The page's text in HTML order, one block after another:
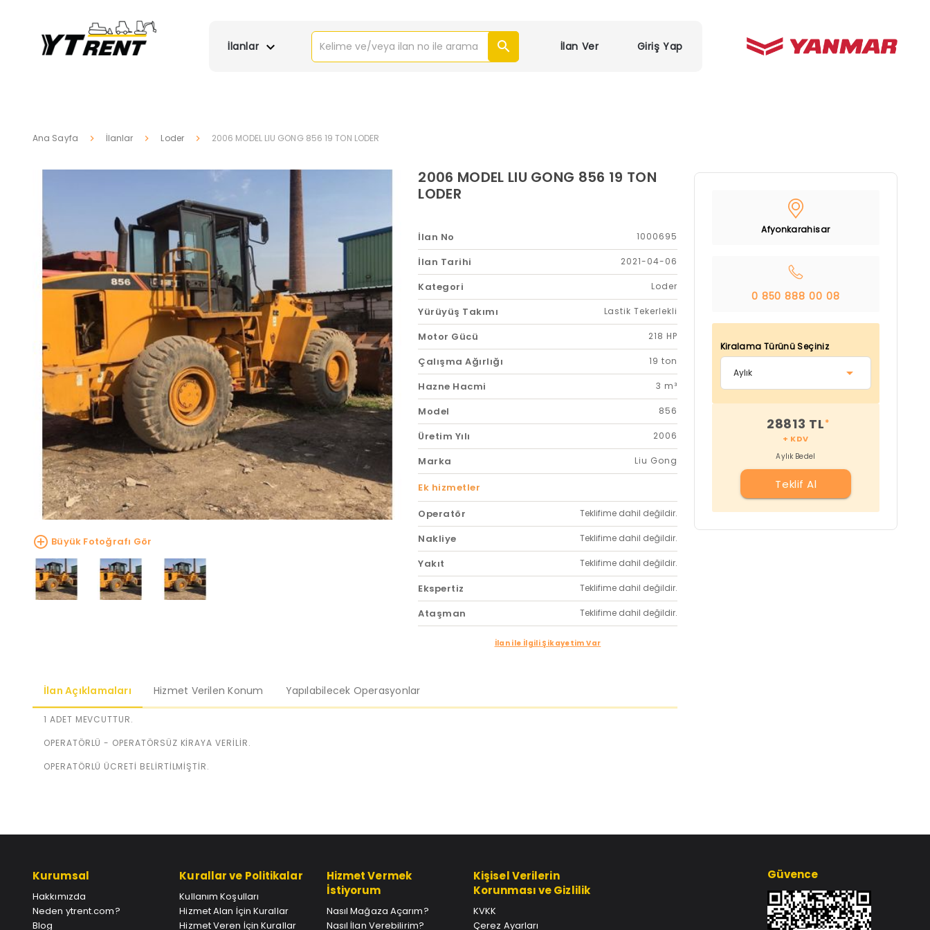
İlanlar İlan Ver Giriş Yap
Ana Sayfa İlanlar Loder 2006 MODEL LIU GONG 856 19 TON LODER
Büyük Fotoğrafı Gör
2006 MODEL LIU GONG 856 19 TON
LODER
İlan No 1000695
İlan Tarihi 2021-04-06
Kategori Loder
Yürüyüş Takımı Lastik Tekerlekli
Motor Gücü 218 HP
Çalışma Ağırlığı 19 ton
Hazne Hacmi 3 m³
Model 856
Üretim Yılı 2006
Marka Liu Gong
Ek hizmetler
Operatör
Teklifime dahil değildir.
Nakliye Teklifime dahil değildir.
Yakıt Teklifime dahil değildir.
Ekspertiz Teklifime dahil değildir.
Ataşman Teklifime dahil değildir.
İlan ile İlgili Şikayetim Var
İlan Açıklamaları Hizmet Verilen Konum Yapılabilecek Operasyonlar
1 ADET MEVCUTTUR.
OPERATÖRLÜ - OPERATÖRSÜZ KİRAYA VERİLİR.
OPERATÖRLÜ ÜCRETİ BELİRTİLMİŞTİR.
Afyonkarahisar
0 850 888 00 08
Kiralama Türünü Seçiniz
28813 TL*
+ KDV
Aylık Bedel
Teklif Al
Kurumsal
Hakkımızda
Neden ytrent.com?
Blog
Kurallar ve Politikalar
Kullanım Koşulları
Hizmet Alan İçin Kurallar
Hizmet Veren İçin Kurallar
Hizmet Vermek
İstiyorum
Nasıl Mağaza Açarım?
Nasıl İlan Verebilirim?
Kişisel Verilerin
Korunması ve Gizlilik
KVKK
Çerez Ayarları
Güvence